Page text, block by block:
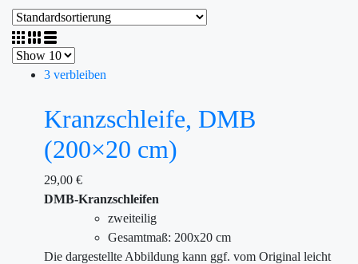
3 verbleiben
Kranzschleife, DMB
(200×20 cm)
29,00 €
DMB-Kranzschleifen
zweiteilig
Gesamtmaß: 200x20 cm
Die dargestellte Abbildung kann ggf. vom Original leicht